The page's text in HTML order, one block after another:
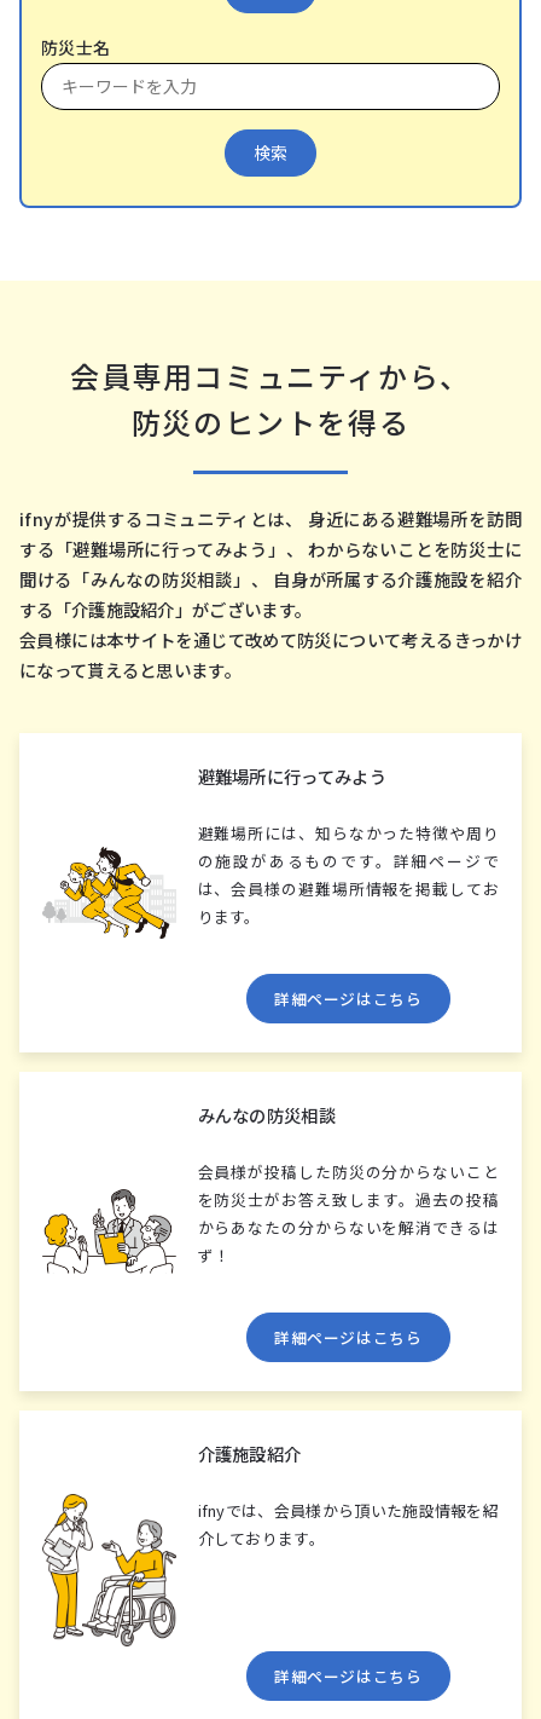
防災士名
会員専⽤コミュニティから、
防災のヒントを得る
ifnyが提供するコミュニティとは、 ⾝近にある避難場所を訪問
する「避難場所に⾏ってみよう」、
わからないことを防災⼠に
聞ける「みんなの防災相談」、
⾃⾝が所属する介護施設を紹介
する「介護施設紹介」がございます。
会員様には本サイトを通じて改めて防災について考えるきっかけ
になって貰えると思います。
避難場所に⾏ってみよう
避難場所には、知らなかった特徴や周り
の施設があるものです。詳細ページで
は、会員様の避難場所情報を掲載してお
ります。
詳細ページはこちら
みんなの防災相談
会員様が投稿した防災の分からないこと
を防災⼠がお答え致します。過去の投稿
からあなたの分からないを解消できるは
ず！
詳細ページはこちら
介護施設紹介
ifnyでは、会員様から頂いた施設情報を紹
介しております。
詳細ページはこちら